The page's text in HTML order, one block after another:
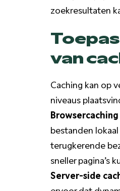
zoekresultaten
van
Caching kan op
niveaus
Browsercaching
bestanden
terugkerende
sneller pagina’s
Server-side